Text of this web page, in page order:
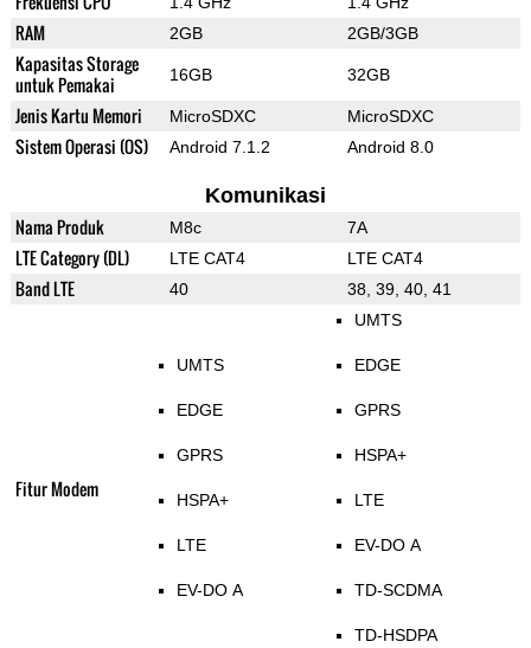
RAM 2GB 2GB/3GB
Kapasitas Storage
untuk Pemakai
16GB 32GB
Jenis Kartu Memori MicroSDXC MicroSDXC
Sistem Operasi (OS) Android 7.1.2 Android 8.0
Komunikasi
Nama Produk M8c 7A
LTE Category (DL) LTE CAT4 LTE CAT4
Band LTE 40 38, 39, 40, 41
Fitur Modem
UMTS
EDGE
GPRS
HSPA+
LTE
EV-DO A
UMTS
EDGE
GPRS
HSPA+
LTE
EV-DO A
TD-SCDMA
TD-HSDPA